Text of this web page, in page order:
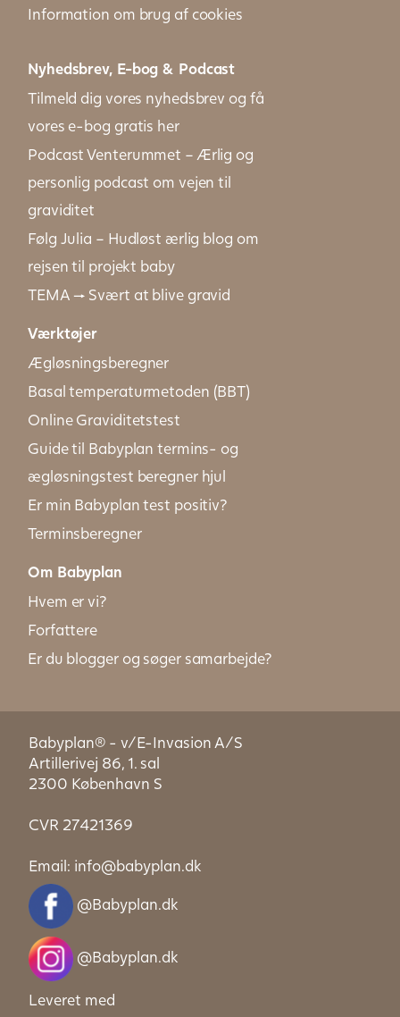
Information om brug af cookies
Nyhedsbrev, E-bog & Podcast
Tilmeld dig vores nyhedsbrev og få
vores e-bog gratis her
Podcast Venterummet – Ærlig og
personlig podcast om vejen til
graviditet
Følg Julia – Hudløst ærlig blog om
rejsen til projekt baby
TEMA → Svært at blive gravid
Værktøjer
Ægløsningsberegner
Basal temperaturmetoden (BBT)
Online Graviditetstest
Guide til Babyplan termins- og
ægløsningstest beregner hjul
Er min Babyplan test positiv?
Terminsberegner
Om Babyplan
Hvem er vi?
Forfattere
Er du blogger og søger samarbejde?
Babyplan® - v/E-Invasion A/S
Artillerivej 86, 1. sal
2300 København S
CVR 27421369
Email: info@babyplan.dk
@Babyplan.dk
@Babyplan.dk
Leveret med